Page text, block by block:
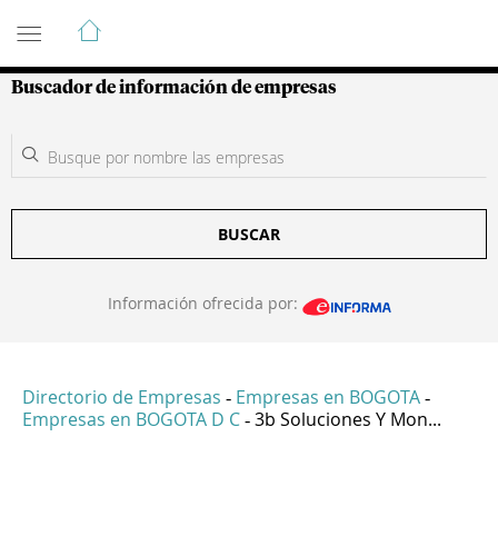
Guía de Empresas Colombianas
Buscador de información de empresas
BUSCAR
Información ofrecida por:
Directorio de Empresas - Empresas en BOGOTA -
Empresas en BOGOTA D C - 3b Soluciones Y Mon...